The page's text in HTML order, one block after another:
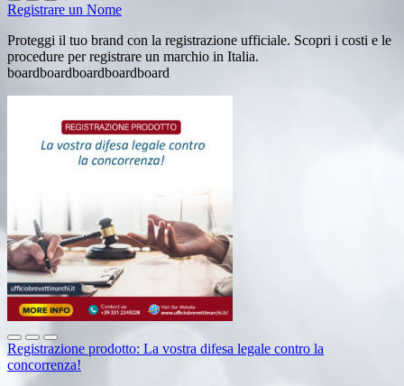
Registrare un Nome
Proteggi il tuo brand con la registrazione ufficiale. Scopri i costi e le
procedure per registrare un marchio in Italia.
boardboardboardboardboard
Registrazione prodotto: La vostra difesa legale contro la
concorrenza!